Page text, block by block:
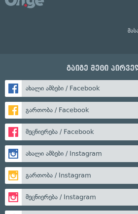
გაიგე მეტი
ახალი ამბები / Facebook
გართობა / Facebook
მეცნიერება / Facebook
ახალი ამბები / Instagram
გართობა / Instagram
მეცნიერება / Instagram